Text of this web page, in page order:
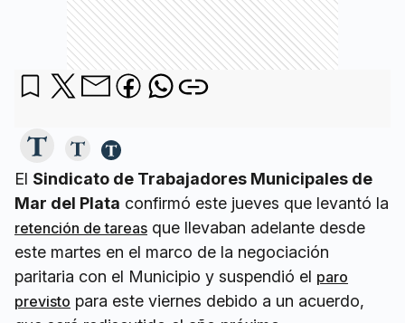
El Sindicato de Trabajadores Municipales de
Mar del Plata confirmó este jueves que levantó la
retención de tareas que llevaban adelante desde
este martes en el marco de la negociación
paritaria con el Municipio y suspendió el paro
previsto para este viernes debido a un acuerdo,